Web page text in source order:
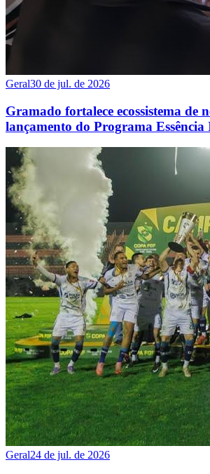
Geral30 de jul. de 2026
Gramado fortalece ecossistema de
lançamento do Programa
Geral24 de jul. de 2026